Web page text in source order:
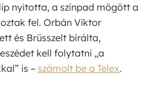
nyitotta, a színpad mögött a
fel. Orbán Viktor
és Brüsszelt bírálta,
kell folytatni „a
is – számolt be a Telex.